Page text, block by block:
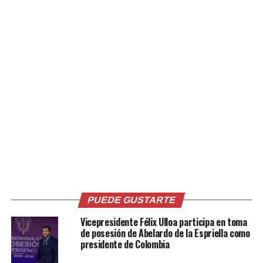
Narcotraficante «El Mayo»
PUEDE GUSTARTE
Vicepresidente Félix Ulloa participa en toma
de posesión de Abelardo de la Espriella como
presidente de Colombia